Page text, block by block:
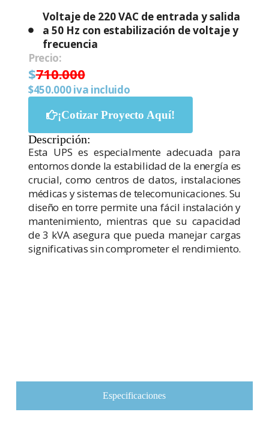
Voltaje de 220 VAC de entrada y salida
a 50 Hz con estabilización de voltaje y
frecuencia
Precio:
$710.000
$450.000 iva incluido
¡Cotizar Proyecto Aquí!
Descripción:
Esta UPS es especialmente adecuada para
entornos donde la estabilidad de la energía es
crucial, como centros de datos, instalaciones
médicas y sistemas de telecomunicaciones. Su
diseño en torre permite una fácil instalación y
mantenimiento, mientras que su capacidad
de 3 kVA asegura que pueda manejar cargas
significativas sin comprometer el rendimiento.
Especificaciones